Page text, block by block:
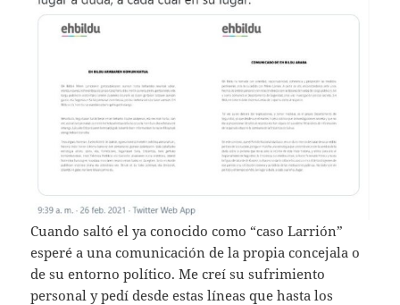
Cuando saltó el ya conocido como “caso Larrión”
esperé a una comunicación de la propia concejala o
de su entorno político. Me creí su sufrimiento
personal y pedí desde estas líneas que hasta los